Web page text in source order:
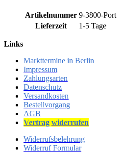
Artikelnummer 9-3800-Port
Lieferzeit
1-5 Tage
Links
Markttermine in Berlin
Impressum
Zahlungsarten
Datenschutz
Versandkosten
Bestellvorgang
AGB
Vertrag widerrufen
Widerrufsbelehrung
Widerruf Formular